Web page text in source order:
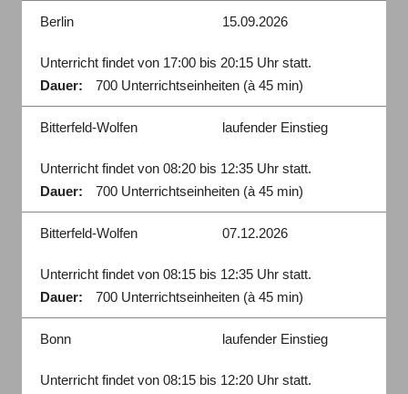
Berlin 15.09.2026
Unterricht findet von 17:00 bis 20:15 Uhr statt.
Dauer:
700 Unterrichtseinheiten (à 45 min)
Bitterfeld-Wolfen laufender Einstieg
Unterricht findet von 08:20 bis 12:35 Uhr statt.
Dauer:
700 Unterrichtseinheiten (à 45 min)
Bitterfeld-Wolfen 07.12.2026
Unterricht findet von 08:15 bis 12:35 Uhr statt.
Dauer:
700 Unterrichtseinheiten (à 45 min)
Bonn laufender Einstieg
Unterricht findet von 08:15 bis 12:20 Uhr statt.